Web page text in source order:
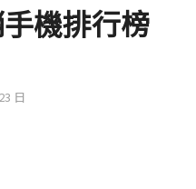
機排行榜
日